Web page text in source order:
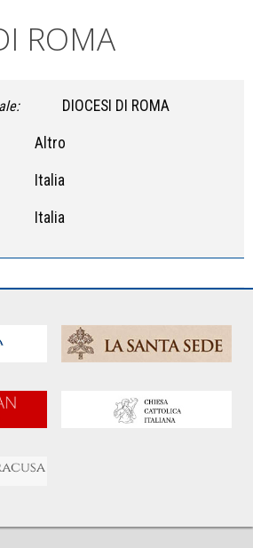
ROMA
DIOCESI DI ROMA
Altro
Italia
Italia